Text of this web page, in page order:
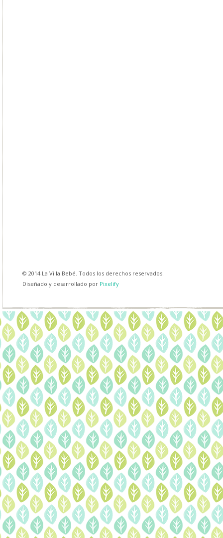
© 2014 La Villa Bebé. Todos los derechos reservados.
Diseñado y desarrollado por Pixelify